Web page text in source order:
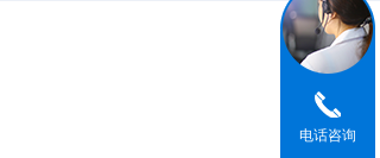
电话咨询